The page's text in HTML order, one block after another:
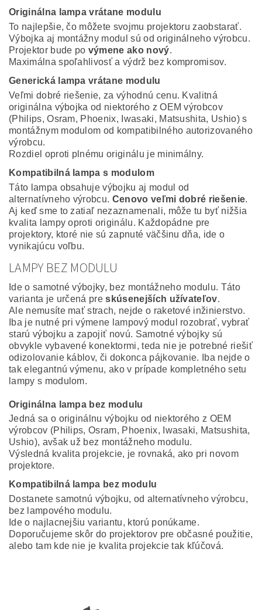
Originálna lampa vrátane modulu
To najlepšie, čo môžete svojmu projektoru zaobstarať.
Výbojka aj montážny modul sú od originálneho výrobcu.
Projektor bude po výmene ako nový.
Maximálna spoľahlivosť a výdrž bez kompromisov.
Generická lampa vrátane modulu
Veľmi dobré riešenie, za výhodnú cenu. Kvalitná
originálna výbojka od niektorého z OEM výrobcov
(Philips, Osram, Phoenix, Iwasaki, Matsushita, Ushio) s
montážnym modulom od kompatibilného autorizovaného
výrobcu.
Rozdiel oproti plnému originálu je minimálny.
Kompatibilná lampa s modulom
Táto lampa obsahuje výbojku aj modul od
alternatívneho výrobcu. Cenovo veľmi dobré riešenie.
Aj keď sme to zatiaľ nezaznamenali, môže tu byť nižšia
kvalita lampy oproti originálu. Každopádne pre
projektory, ktoré nie sú zapnuté väčšinu dňa, ide o
vynikajúcu voľbu.
LAMPY BEZ MODULU
Ide o samotné výbojky, bez montážneho modulu. Táto
varianta je určená preskúsenejších užívateľov.
Ale nemusíte mať strach, nejde o raketové inžinierstvo.
Iba je nutné pri výmene lampový modul rozobrať, vybrať
starú výbojku a zapojiť novú. Samotné výbojky sú
obvykle vybavené konektormi, teda nie je potrebné riešiť
odizolovanie káblov, či dokonca pájkovanie. Iba nejde o
tak elegantnú výmenu, ako v prípade kompletného setu
lampy s modulom.
Originálna lampa bez modulu
Jedná sa o originálnu výbojku od niektorého z OEM
výrobcov (Philips, Osram, Phoenix, Iwasaki, Matsushita,
Ushio), avšak už bez montážneho modulu.
Výsledná kvalita projekcie, je rovnaká, ako pri novom
projektore.
Kompatibilná lampa bez modulu
Dostanete samotnú výbojku, od alternatívneho výrobcu,
bez lampového modulu.
Ide o najlacnejšiu variantu, ktorú ponúkame.
Doporučujeme skôr do projektorov pre občasné použitie,
alebo tam kde nie je kvalita projekcie tak kľúčová.